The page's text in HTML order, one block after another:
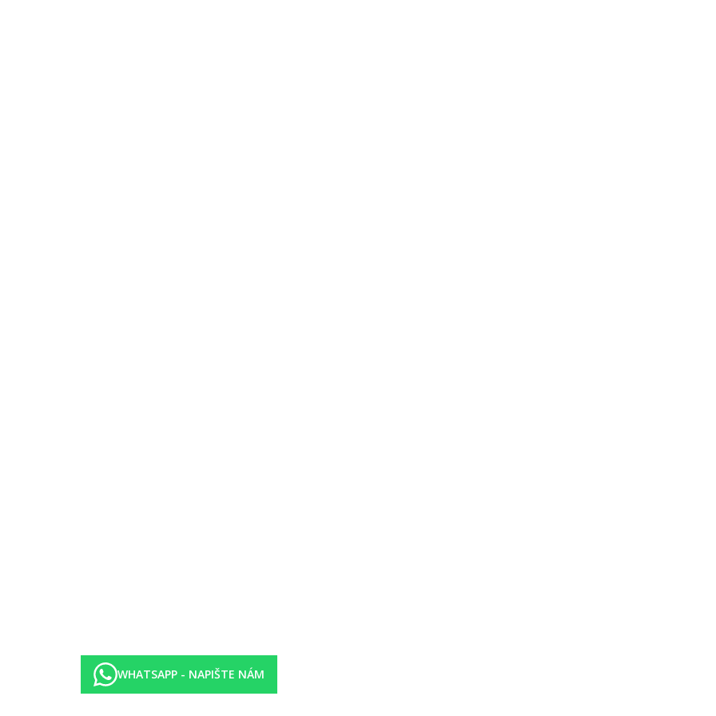
vyhrazené parkoviště* (počet míst omezen a nelze rezervovat předem), wi-fi připojení k internetu
a 0,25 l vína; ostatní nápoje za poplatek
pokoji nelze nad rámec plného obsazení pokoje), vlastní postýlka na ověření v CK
WHATSAPP - NAPIŠTE NÁM